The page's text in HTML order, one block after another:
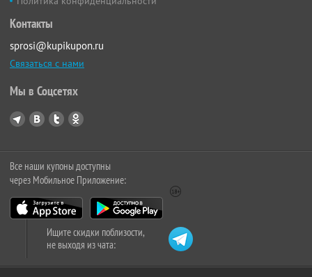
Контакты
sprosi@kupikupon.ru
Связаться с нами
Мы в Соцсетях
Все наши купоны доступны
через Мобильное Приложение:
Ищите скидки поблизости,
не выходя из чата: